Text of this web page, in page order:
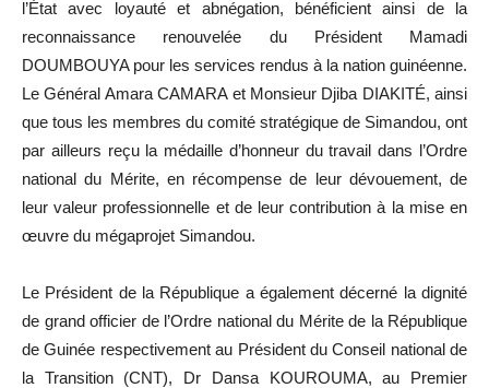
l’État avec loyauté et abnégation, bénéficient ainsi de la
reconnaissance renouvelée du Président Mamadi
DOUMBOUYA pour les services rendus à la nation guinéenne.
Le Général Amara CAMARA et Monsieur Djiba DIAKITÉ, ainsi
que tous les membres du comité stratégique de Simandou, ont
par ailleurs reçu la médaille d’honneur du travail dans l’Ordre
national du Mérite, en récompense de leur dévouement, de
leur valeur professionnelle et de leur contribution à la mise en
œuvre du mégaprojet Simandou.
Le Président de la République a également décerné la dignité
de grand officier de l’Ordre national du Mérite de la République
de Guinée respectivement au Président du Conseil national de
la Transition (CNT), Dr Dansa KOUROUMA, au Premier